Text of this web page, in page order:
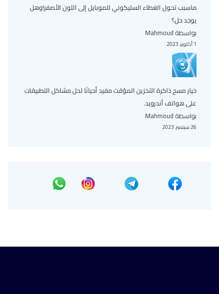
ماسبب تحول الغطاء السليكوني للموبايل إلى اللون الأصفر!وهل
يوجد حل؟
بواسطة Mahmoud
1 أكتوبر، 2023
خيار مسح ذاكرة التخزين المؤقت مفيد أحيانًا لحل مشاكل التطبيقات
على هواتف أندرويد.
بواسطة Mahmoud
26 سبتمبر، 2023